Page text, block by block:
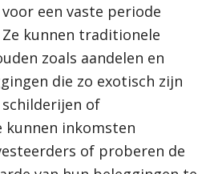
een vaste periode
kunnen traditionele
zoals aandelen en
die zo exotisch zijn
of
kunnen inkomsten
of proberen de